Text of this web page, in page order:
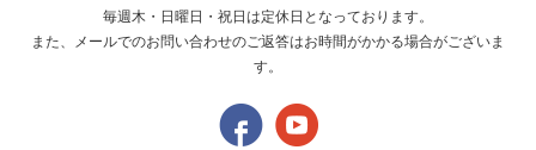
毎週木・日曜日・祝日は定休日となっております。
また、メールでのお問い合わせのご返答はお時間がかかる場合がございま
す。